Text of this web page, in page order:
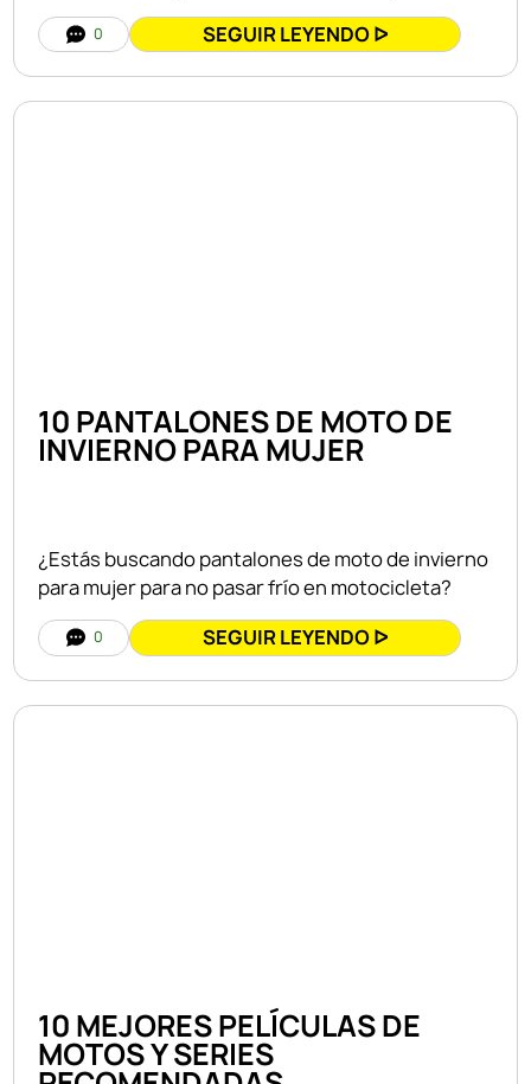
0 SEGUIR LEYENDO ᐅ
10 PANTALONES DE MOTO DE
INVIERNO PARA MUJER
¿Estás buscando pantalones de moto de invierno
para mujer para no pasar frío en motocicleta?
0 SEGUIR LEYENDO ᐅ
10 MEJORES PELÍCULAS DE
MOTOS Y SERIES